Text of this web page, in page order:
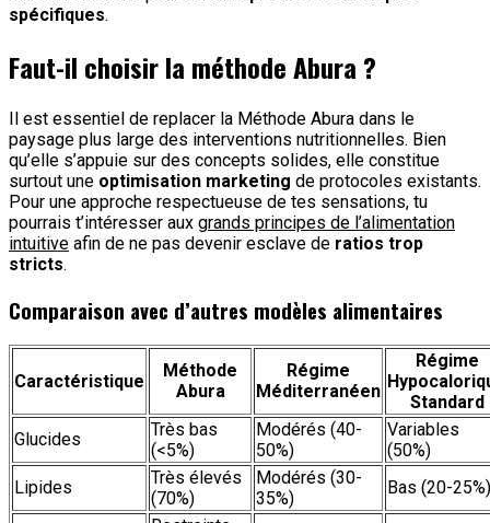
spécifiques.
Faut-il choisir la méthode Abura ?
Il est essentiel de replacer la Méthode Abura dans le
paysage plus large des interventions nutritionnelles. Bien
qu’elle s’appuie sur des concepts solides, elle constitue
surtout une optimisation marketing de protocoles existants.
Pour une approche respectueuse de tes sensations, tu
pourrais t’intéresser aux grands principes de l’alimentation
intuitive afin de ne pas devenir esclave de ratios trop
stricts.
Comparaison avec d’autres modèles alimentaires
Caractéristique
Méthode
Abura
Régime
Méditerranéen
Régime
Standard
Glucides
Très bas
(<5%)
Modérés (40-
50%)
Variables
(50%)
Lipides
Très élevés
(70%)
Modérés (30-
35%)
Bas (20-25%)